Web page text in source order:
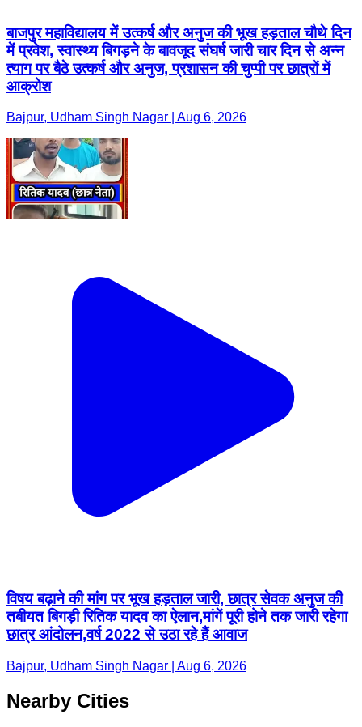
बाजपुर महाविद्यालय में उत्कर्ष और अनुज की भूख हड़ताल चौथे दिन
में प्रवेश, स्वास्थ्य बिगड़ने के बावजूद संघर्ष जारी चार दिन से अन्न
त्याग पर बैठे उत्कर्ष और अनुज, प्रशासन की चुप्पी पर छात्रों में
आक्रोश
Bajpur, Udham Singh Nagar | Aug 6, 2026
विषय बढ़ाने की मांग पर भूख हड़ताल जारी, छात्र सेवक अनुज की
तबीयत बिगड़ी रितिक यादव का ऐलान,मांगें पूरी होने तक जारी रहेगा
छात्र आंदोलन,वर्ष 2022 से उठा रहे हैं आवाज
Bajpur, Udham Singh Nagar | Aug 6, 2026
Nearby Cities